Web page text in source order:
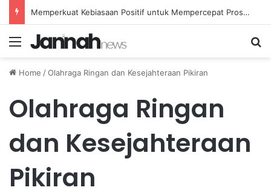
Memperkuat Kebiasaan Positif untuk Mempercepat Proses Pemulihan Mental Anda
Menu
Home /Olahraga Ringan dan Kesejahteraan Pikiran
Olahraga Ringan
dan Kesejahteraan
Pikiran